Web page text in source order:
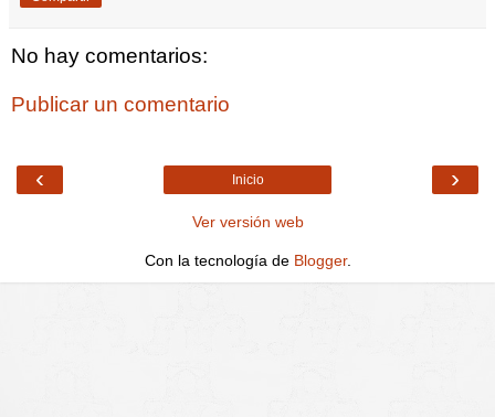
No hay comentarios:
Publicar un comentario
‹ ›
Inicio
Ver versión web
Con la tecnología de Blogger.